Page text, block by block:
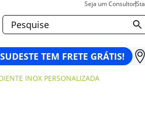
Seja um Consultor
TEM FRETE GRÁTIS!
INOX PERSONALIZADA